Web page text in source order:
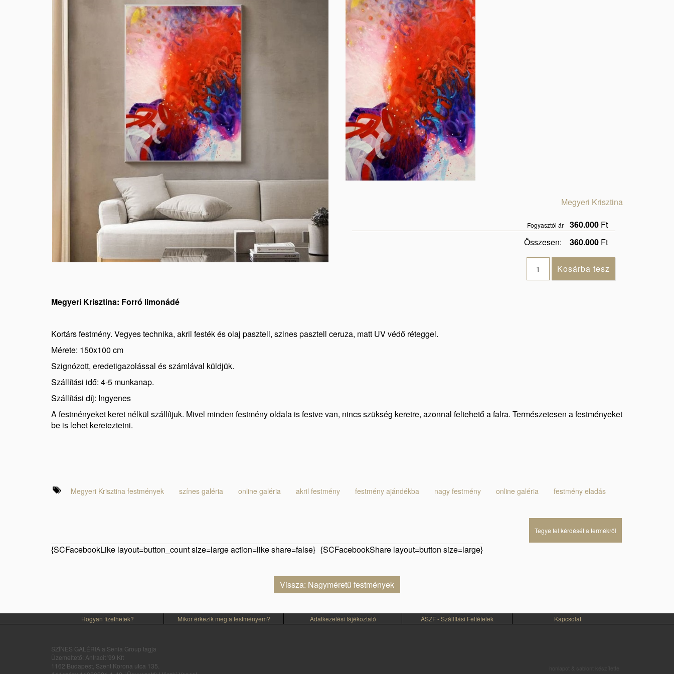
Megyeri Krisztina
Fogyasztói ár 360.000 Ft
Összesen:
360.000 Ft
Megyeri Krisztina: Forró limonádé
Kortárs festmény. Vegyes technika, akril festék és olaj pasztell, szines pasztell ceruza, matt UV védő réteggel.
Mérete: 150x100 cm
Szignózott, eredetigazolással és számlával küldjük.
Szállítási idő: 4-5 munkanap.
Szállítási díj: Ingyenes
A festményeket keret nélkül szállítjuk. Mivel minden festmény oldala is festve van, nincs szükség keretre, azonnal feltehető a falra. Természetesen a festményeket
be is lehet kereteztetni.
Megyeri Krisztina festmények színes galéria online galéria akril festmény festmény ajándékba nagy festmény online galéria festmény eladás
Tegye fel kérdését a termékről
{SCFacebookLike layout=button_count size=large action=like share=false} {SCFacebookShare layout=button size=large}
Vissza: Nagyméretű festmények
Hogyan fizethetek? Mikor érkezik meg a festményem? Adatkezelési tájékoztató ÁSZF - Szállítási Feltételek Kapcsolat
SZÍNES GALÉRIA a Senia Group tagja
Üzemeltető: Antracit '99 Kft
1162 Budapest, Szent Korona utca 135.